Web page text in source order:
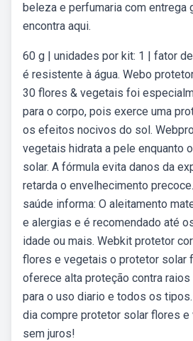
beleza e perfumaria com entrega
encontra aqui.
60 g | unidades por kit: 1 | fator
é resistente à água. Webo
30 flores & vegetais foi
para o corpo, pois exerce uma
os efeitos nocivos do sol.
vegetais hidrata a pele enquanto
solar. A fórmula evita danos da
retarda o envelhecimento
saúde informa: O aleitamento
e alergias e é recomendado até
idade ou mais. Webkit protetor
flores e vegetais o protetor solar
oferece alta proteção contra
para o uso diario e todos os
dia compre protetor solar flores
sem juros!